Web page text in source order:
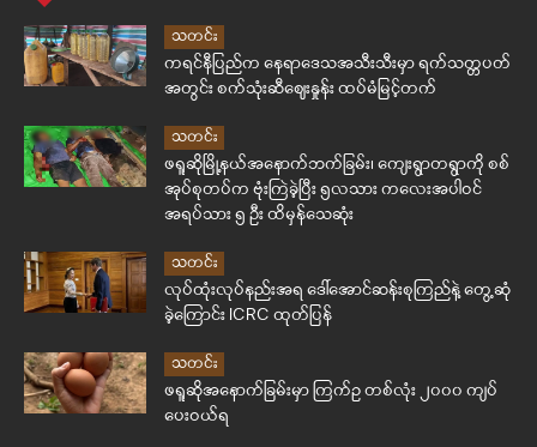
သတင်း
ကရင်နီပြည်က နေရာဒေသအသီးသီးမှာ ရက်သတ္တပတ်
အတွင်း စက်သုံးဆီဈေးနှုန်း ထပ်မံမြင့်တက်
သတင်း
ဖရူဆိုမြို့နယ်အနောက်ဘက်ခြမ်း၊ ကျေးရွာတရွာကို စစ်
အုပ်စုတပ်က ဗုံးကြဲခဲ့ပြီး ၅လသား ကလေးအပါဝင်
အရပ်သား ၅ ဦး ထိမှန်သေဆုံး
သတင်း
လုပ်ထုံးလုပ်နည်းအရ ဒေါ်အောင်ဆန်းစုကြည်နဲ့ တွေ့ဆုံ
ခဲ့ကြောင်း ICRC ထုတ်ပြန်
သတင်း
ဖရူဆိုအနောက်ခြမ်းမှာ ကြက်ဥ တစ်လုံး ၂၀၀၀ ကျပ်
ပေးဝယ်ရ